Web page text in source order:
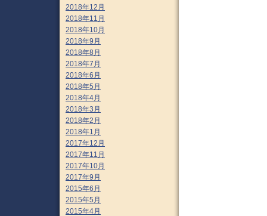
2018年12月
2018年11月
2018年10月
2018年9月
2018年8月
2018年7月
2018年6月
2018年5月
2018年4月
2018年3月
2018年2月
2018年1月
2017年12月
2017年11月
2017年10月
2017年9月
2015年6月
2015年5月
2015年4月